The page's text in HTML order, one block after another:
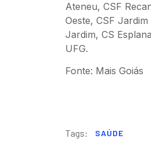
Ateneu, CSF
Oeste, CSF
Jardim, CS
UFG.
Fonte: Mais Goiás
Tags: SAÚDE